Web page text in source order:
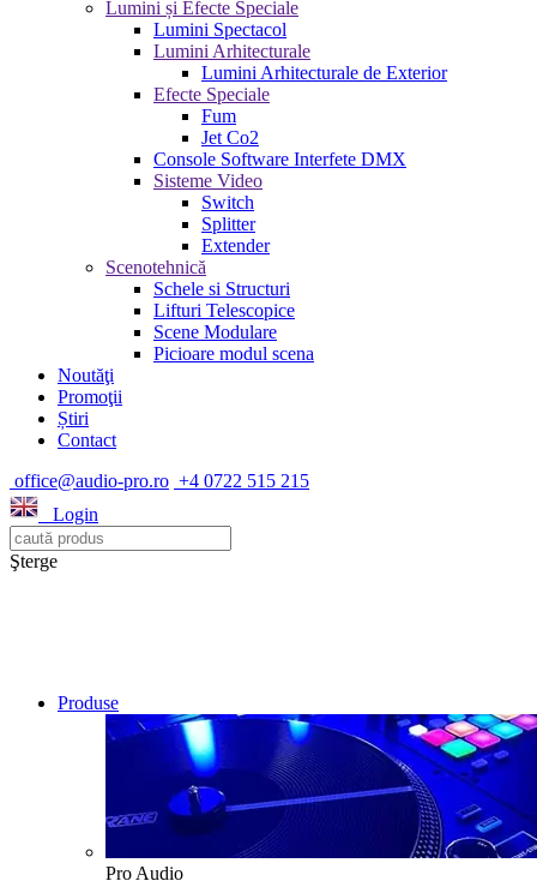
Lumini și Efecte Speciale
Lumini Spectacol
Lumini Arhitecturale
Lumini Arhitecturale de Exterior
Efecte Speciale
Fum
Jet Co2
Console Software Interfete DMX
Sisteme Video
Switch
Splitter
Extender
Scenotehnică
Schele si Structuri
Lifturi Telescopice
Scene Modulare
Picioare modul scena
Noutăţi
Promoţii
Știri
Contact
office@audio-pro.ro +4 0722 515 215
Login
Şterge
Produse
Pro Audio